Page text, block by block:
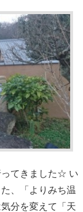
ってきました☆ い
、「よりみち温
分を変えて「天